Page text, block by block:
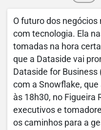
O futuro dos
com tecnologia. Ela
tomadas na hora
que a Dataside vai
Dataside for
com a Snowflake,
às 18h30, no Figueira
executivos e
os caminhos para a